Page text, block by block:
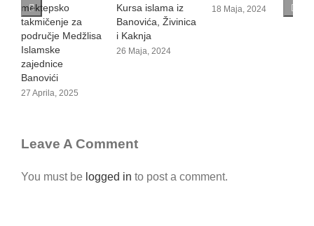
mektepsko
takmičenje za
područje Medžlisa
Islamske
zajednice
Banovići
27 Aprila, 2025
Kursa islama iz
Banovića, Živinica
i Kaknja
26 Maja, 2024
18 Maja, 2024
Leave A Comment
You must be logged in to post a comment.